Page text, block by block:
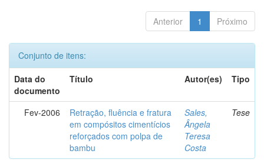
Anterior 1 Próximo
Conjunto de itens:
Data do
documento
Título Autor(es) Tipo
Fev-2006
Retração, fluência e fratura
em compósitos cimentícios
reforçados com polpa de
bambu
Sales,
Ângela
Teresa
Costa
Tese